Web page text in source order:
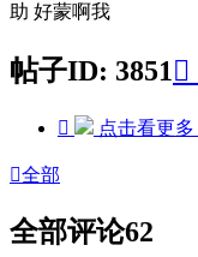
助 好蒙啊我
帖子ID: 3851
 点击看更多
全部
全部评论62